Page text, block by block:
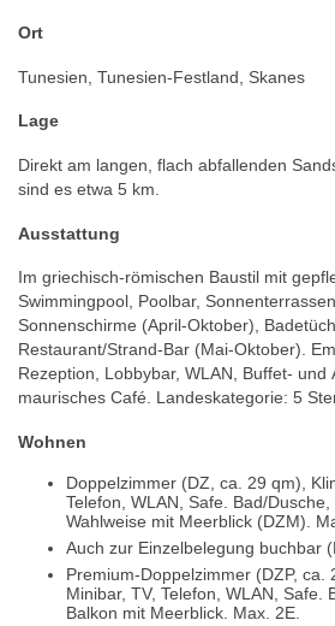
Ort
Tunesien, Tunesien-Festland, Skanes
Lage
Direkt am langen, flach abfallenden
sind es etwa 5 km.
Ausstattung
Im griechisch-römischen Baustil mit
Swimmingpool, Poolbar,
Sonnenschirme (April-Oktober),
Restaurant/Strand-Bar (Mai-Oktober).
Rezeption, Lobbybar, WLAN, Buffet- und
maurisches Café. Landeskategorie: 5
Wohnen
Doppelzimmer (DZ, ca. 29 qm),
Telefon, WLAN, Safe. Bad/
Wahlweise mit Meerblick (DZM).
Auch zur Einzelbelegung buchbar
Premium-Doppelzimmer (DZP, ca.
Minibar, TV, Telefon, WLAN, Safe.
Balkon mit Meerblick. Max. 2E.